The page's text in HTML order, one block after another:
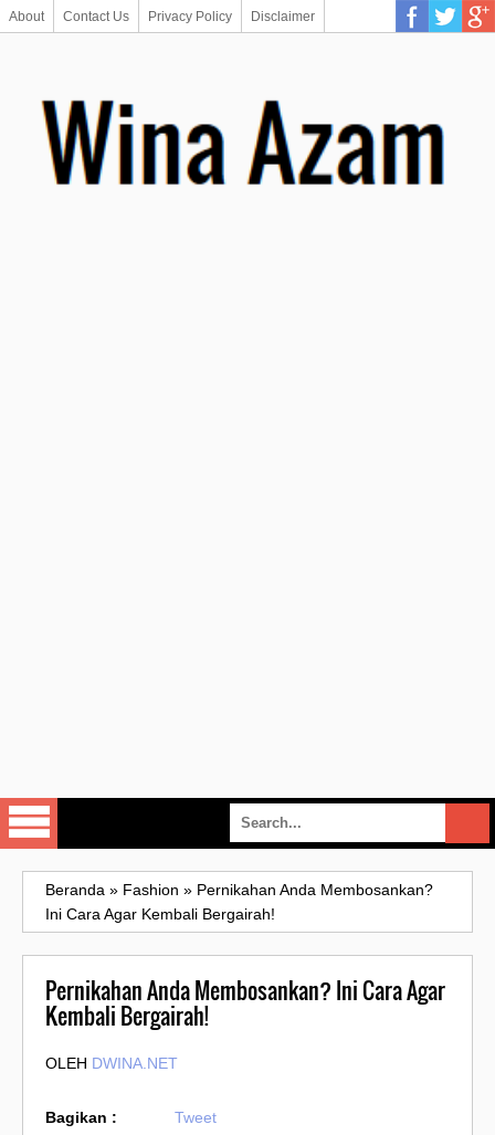
About Contact Us Privacy Policy Disclaimer
Beranda » Fashion » Pernikahan Anda Membosankan?
Ini Cara Agar Kembali Bergairah!
Pernikahan Anda Membosankan? Ini Cara Agar
Kembali Bergairah!
OLEH DWINA.NET
Bagikan : Tweet